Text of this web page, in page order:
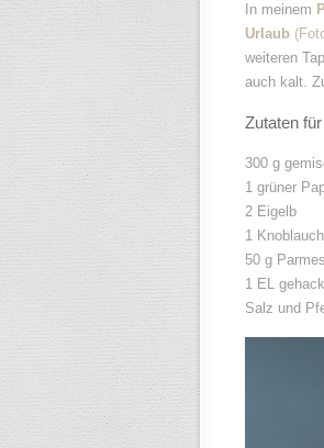
In meinem
Urlaub
weiteren
auch kalt.
Zutaten
300 g
1 grüner
2 Eigelb
1
50 g
1 EL
Salz und